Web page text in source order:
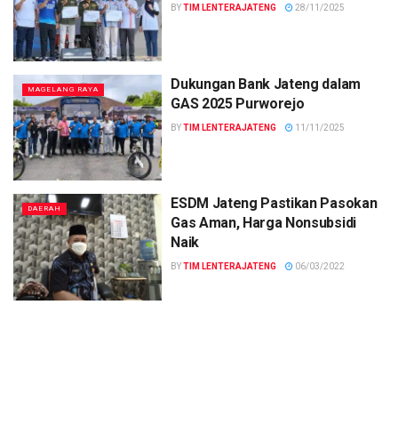
BYTIM LENTERAJATENG 28/11/2025
MAGELANG RAYA
Dukungan Bank Jateng dalam
GAS 2025 Purworejo
BYTIM LENTERAJATENG 11/11/2025
DAERAH
ESDM Jateng Pastikan Pasokan
Gas Aman, Harga Nonsubsidi
Naik
BYTIM LENTERAJATENG 06/03/2022